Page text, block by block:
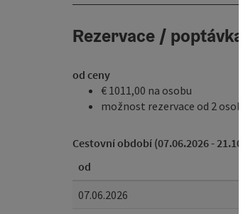
Rezervace / poptávka
od ceny
€ 1011,00 na osobu
možnost rezervace od 2 osoby
Cestovní období (07.06.2026 -
od
07.06.2026